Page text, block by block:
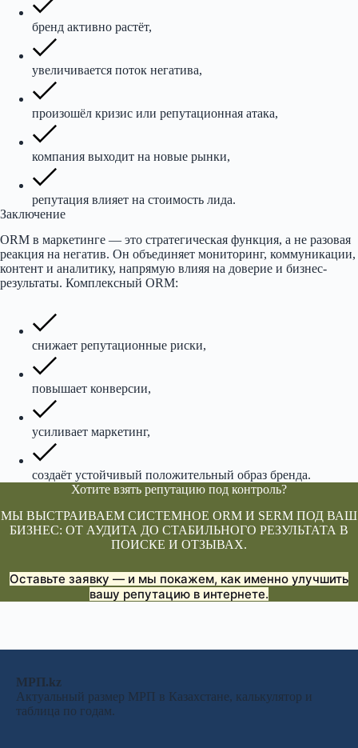
бренд активно растёт,
увеличивается поток негатива,
произошёл кризис или репутационная атака,
компания выходит на новые рынки,
репутация влияет на стоимость лида.
Заключение
ORM в маркетинге — это стратегическая функция, а не разовая
реакция на негатив. Он объединяет мониторинг, коммуникации,
контент и аналитику, напрямую влияя на доверие и бизнес-
результаты. Комплексный ORM:
снижает репутационные риски,
повышает конверсии,
усиливает маркетинг,
создаёт устойчивый положительный образ бренда.
Хотите взять репутацию под контроль?
МЫ ВЫСТРАИВАЕМ СИСТЕМНОЕ ORM И SERM ПОД ВАШ
БИЗНЕС: ОТ АУДИТА ДО СТАБИЛЬНОГО РЕЗУЛЬТАТА В
ПОИСКЕ И ОТЗЫВАХ.
Оставьте заявку — и мы покажем, как именно улучшить
вашу репутацию в интернете.
МРП.kz
Актуальный размер МРП в Казахстане, калькулятор и
таблица по годам.